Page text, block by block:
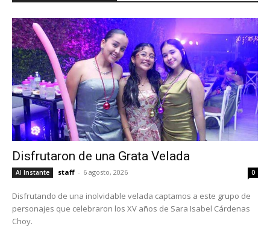
Disfrutaron de una Grata Velada
Al Instante staff - 6 agosto, 2026 0
Disfrutando de una inolvidable velada captamos a este grupo de
personajes que celebraron los XV años de Sara Isabel Cárdenas
Choy.